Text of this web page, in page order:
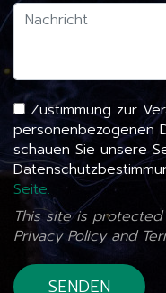
Zustimmung zur
personenbezogenen
schauen Sie unsere
Seite.
This site is protected
Privacy Policyand